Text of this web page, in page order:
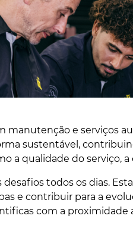
manutenção e serviços
sustentável,
a qualidade do serviço,
desafios todos os dias.
e contribuir para a
com a proximidade